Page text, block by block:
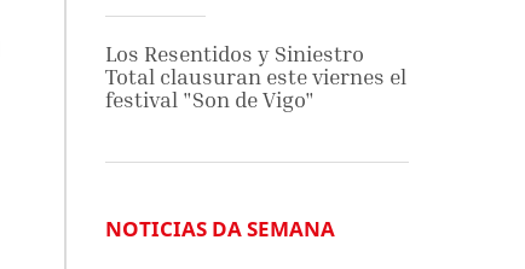
Los Resentidos y Siniestro
Total clausuran este viernes el
festival "Son de Vigo"
NOTICIAS DA SEMANA